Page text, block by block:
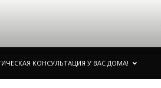
КОНСУЛЬТАЦИЯ У ВАС ДОМА!